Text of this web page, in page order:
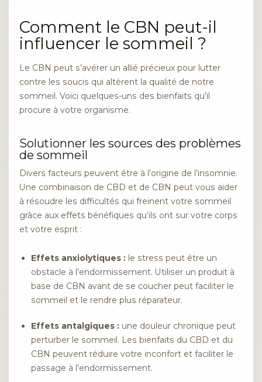
Comment le CBN peut-il
influencer le sommeil ?
Le CBN peut s’avérer un allié précieux pour lutter
contre les soucis qui altèrent la qualité de notre
sommeil. Voici quelques-uns des bienfaits qu’il
procure à votre organisme.
Solutionner les sources des problèmes
de sommeil
Divers facteurs peuvent être à l’origine de l’insomnie.
Une combinaison de CBD et de CBN peut vous aider
à résoudre les difficultés qui freinent votre sommeil
grâce aux effets bénéfiques qu’ils ont sur votre corps
et votre esprit :
Effets anxiolytiques : le stress peut être un
obstacle à l’endormissement. Utiliser un produit à
base de CBN avant de se coucher peut faciliter le
sommeil et le rendre plus réparateur.
Effets antalgiques : une douleur chronique peut
perturber le sommeil. Les bienfaits du CBD et du
CBN peuvent réduire votre inconfort et faciliter le
passage à l’endormissement.